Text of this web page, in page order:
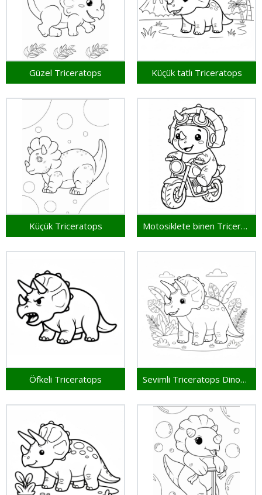
Güzel Triceratops Küçük tatlı Triceratops
Küçük Triceratops Motosiklete binen Triceratops
Öfkeli Triceratops Sevimli Triceratops Dinozoru